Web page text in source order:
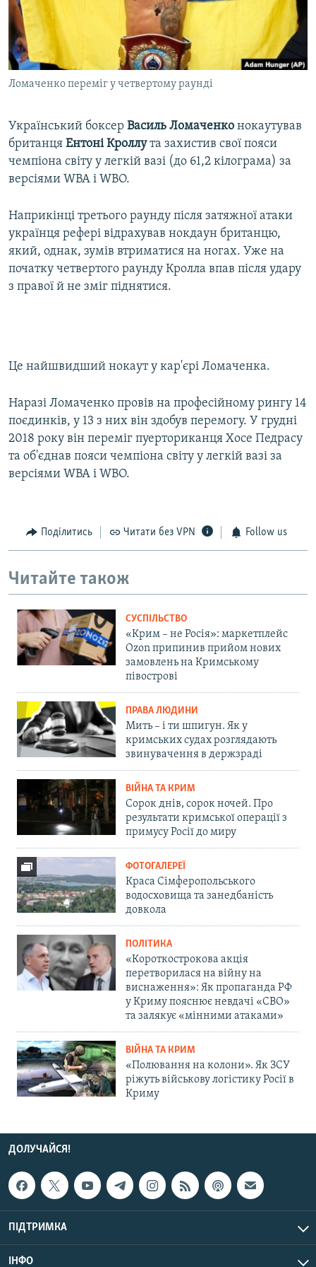
ВІДЕОУРОКИ «ELIFBE»
СВІДЧЕННЯ ОКУПАЦІЇ
УКРАЇНСЬКА ПРОБЛЕМА КРИМУ
ІНФОГРАФІКА
Русский
Qırımtatar
ДОЛУЧАЙСЯ!
Усі сайти RFE/RL
Ломаченко переміг у четвертому раунді
Український боксер Василь Ломаченко нокаутував
британця Ентоні Кроллута захистив свої пояси
чемпіона світу у легкій вазі (до 61,2 кілограма) за
версіями WBA і WBO.
Наприкінці третього раунду після затяжної атаки
українця рефері відрахував нокдаун британцю,
який, однак, зумів втриматися на ногах. Уже на
початку четвертого раунду Кролла впав після удару
з правої й не зміг піднятися.
Це найшвидший нокаут у кар'єрі Ломаченка.
Наразі Ломаченко провів на професійному рингу 14
поєдинків, у 13 з них він здобув перемогу. У грудні
2018 року він переміг пуерториканця Хосе Педрасу
та об'єднав пояси чемпіона світу у легкій вазі за
версіями WBA і WBO.
Поділитись Читати без VPN Follow us
Читайте також
СУСПІЛЬСТВО
«Крим – не Росія»: маркетплейс
Ozon припинив прийом нових
замовлень на Кримському
півострові
ПРАВА ЛЮДИНИ
Мить – і ти шпигун. Як у
кримських судах розглядають
звинувачення в держзраді
ВІЙНА ТА КРИМ
Сорок днів, сорок ночей. Про
результати кримської операції з
примусу Росії до миру
ФОТОГАЛЕРЕЇ
Краса Сімферопольського
водосховища та занедбаність
довкола
ПОЛІТИКА
«Короткострокова акція
перетворилася на війну на
виснаження»: Як пропаганда РФ
у Криму пояснює невдачі «СВО»
та залякує «мінними атаками»
ВІЙНА ТА КРИМ
«Полювання на колони». Як ЗСУ
ріжуть військову логістику Росії в
Криму
ДОЛУЧАЙСЯ!
ПІДТРИМКА
ІНФО